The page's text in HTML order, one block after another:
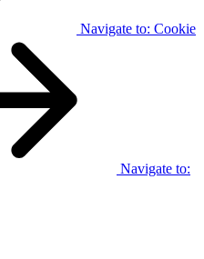
Navigate to: Cookie
Navigate to: